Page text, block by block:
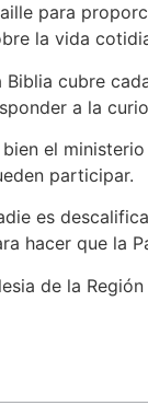
para
la vida
Biblia cubre
a la
bien el
participar.
es
hacer que la
de la